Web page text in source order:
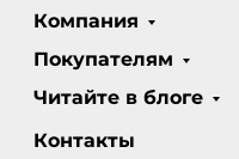
Компания
Покупателям
Читайте в блоге
Контакты